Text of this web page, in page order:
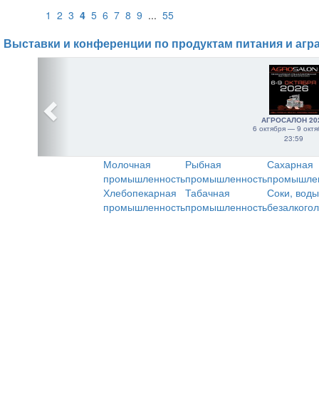
1 2 3 4 5 6 7 8 9 ... 55
Выставки и конференции по продуктам питания и
АГРОСАЛОН
6 октября — 9
23:59
Молочная
промышленность
Рыбная
промышленность
Сахарная
Хлебопекарная
промышленность
Табачная
промышленность
Соки,